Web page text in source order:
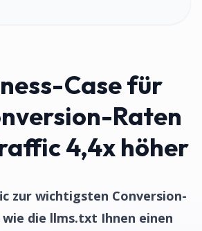
Case für
Raten
4,4x höher
zur wichtigsten Conversion-
die llms.txt Ihnen einen